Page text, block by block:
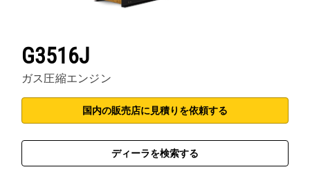
G3516J
ガス圧縮エンジン
国内の販売店に見積りを依頼する
ディーラを検索する